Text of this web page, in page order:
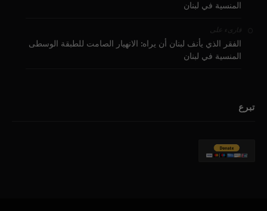
المنسية في لبنان
قارىء على
الفقر الذي يأنف لبنان أن يراه: الانهيار الصامت للطبقة الوسطى
المنسية في لبنان
تبرع